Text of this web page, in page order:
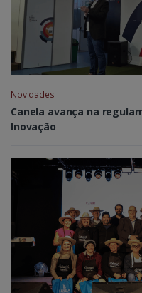
Novidades
Canela avança na
Inovação